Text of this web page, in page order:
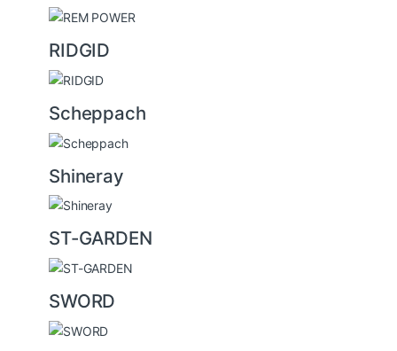
RIDGID
Scheppach
Shineray
ST-GARDEN
SWORD